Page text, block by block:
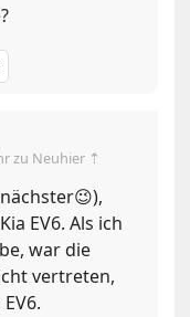
zu Neuhier ⇡
EV6. Als ich
war die
vertreten,